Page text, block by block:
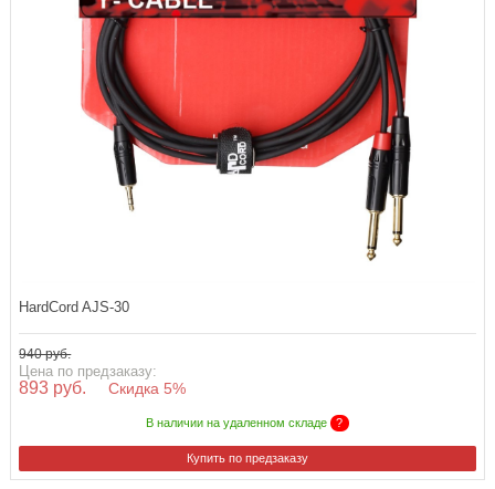
HardCord AJS-30
940 руб.
Цена по предзаказу:
893 руб. Скидка 5%
В наличии на удаленном складе ?
Купить по предзаказу